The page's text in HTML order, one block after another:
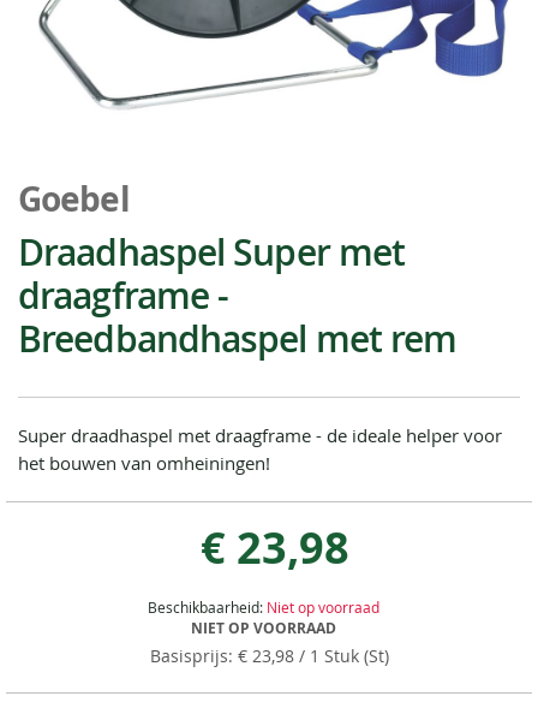
naar
het
begin
van
de
afbeeldingen-
gallerij
Goebel
Draadhaspel Super met
draagframe -
Breedbandhaspel met rem
Super draadhaspel met draagframe - de ideale helper voor
het bouwen van omheiningen!
€ 23,98
€ 23,98/ 1 Stuk (St)
Beschikbaarheid: Niet op voorraad
NIET OP VOORRAAD